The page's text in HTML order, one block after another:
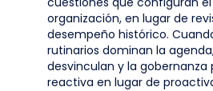
organización, en lugar de
desempeño histórico.
rutinarios dominan la
desvinculan y la gobernanza
reactiva en lugar de